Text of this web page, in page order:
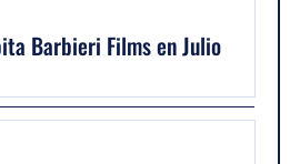
Barbieri Films en Julio